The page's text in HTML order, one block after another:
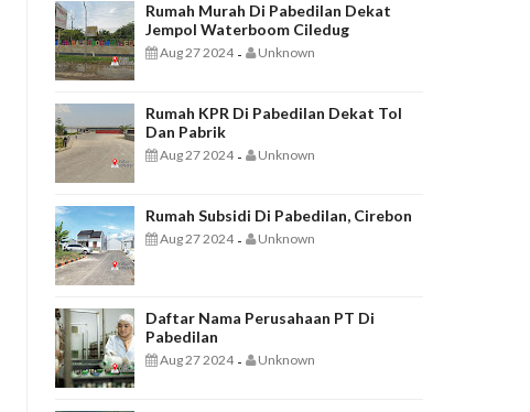
Rumah Murah Di Pabedilan Dekat
Jempol Waterboom Ciledug
Aug 27 2024 - Unknown
Rumah KPR Di Pabedilan Dekat Tol
Dan Pabrik
Aug 27 2024 - Unknown
Rumah Subsidi Di Pabedilan, Cirebon
Aug 27 2024 - Unknown
Daftar Nama Perusahaan PT Di
Pabedilan
Aug 27 2024 - Unknown